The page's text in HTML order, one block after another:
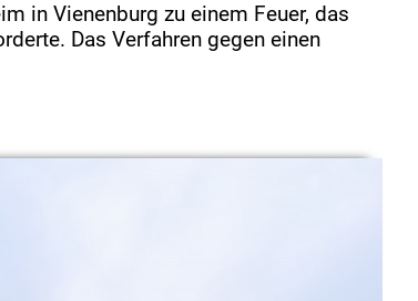
in Vienenburg zu einem Feuer, das
Das Verfahren gegen einen